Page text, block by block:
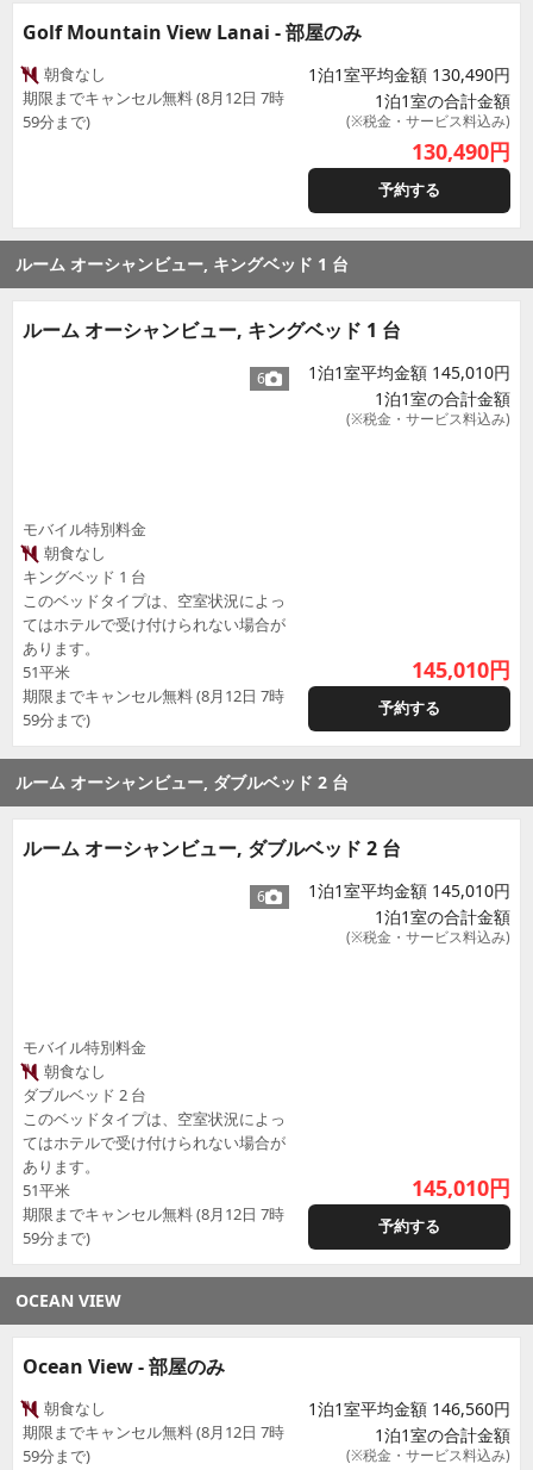
Golf Mountain View Lanai - 部屋のみ
朝食なし
期限までキャンセル無料 (8月12日 7時
59分まで)
1泊1室平均金額 130,490円
1泊1室の合計金額
(※税金・サービス料込み)
130,490円
予約する
ルーム オーシャンビュー, キングベッド 1 台
ルーム オーシャンビュー, キングベッド 1 台
6
モバイル特別料金
朝食なし
キングベッド 1 台
このベッドタイプは、空室状況によっ
てはホテルで受け付けられない場合が
あります。
51平米
期限までキャンセル無料 (8月12日 7時
59分まで)
1泊1室平均金額 145,010円
1泊1室の合計金額
(※税金・サービス料込み)
145,010円
予約する
ルーム オーシャンビュー, ダブルベッド 2 台
ルーム オーシャンビュー, ダブルベッド 2 台
6
モバイル特別料金
朝食なし
ダブルベッド 2 台
このベッドタイプは、空室状況によっ
てはホテルで受け付けられない場合が
あります。
51平米
期限までキャンセル無料 (8月12日 7時
59分まで)
1泊1室平均金額 145,010円
1泊1室の合計金額
(※税金・サービス料込み)
145,010円
予約する
OCEAN VIEW
Ocean View - 部屋のみ
朝食なし
期限までキャンセル無料 (8月12日 7時
59分まで)
1泊1室平均金額 146,560円
1泊1室の合計金額
(※税金・サービス料込み)